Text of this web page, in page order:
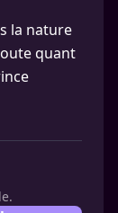
la nature
quant